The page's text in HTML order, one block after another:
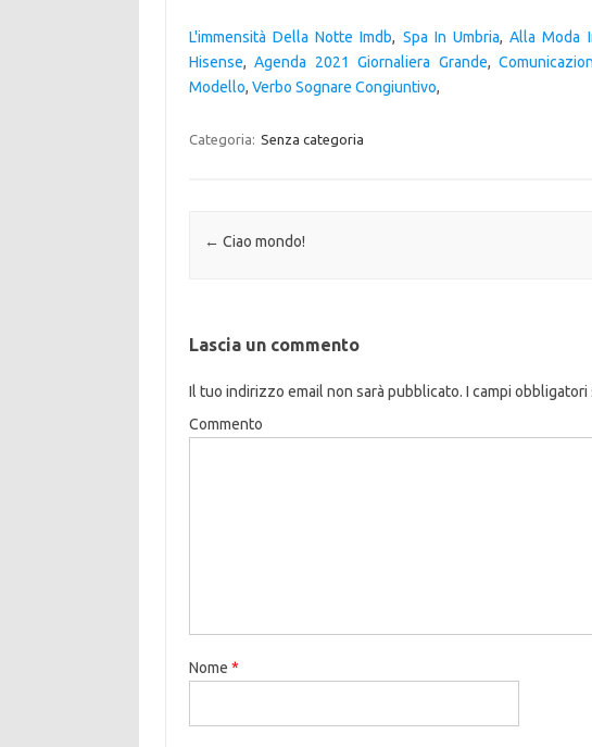
L'immensità Della Notte Imdb, Spa In Umbria,Alla Moda
Hisense,Agenda 2021 Giornaliera Grande,
Modello, Verbo Sognare Congiuntivo,
Categoria: Senza categoria
Navigazione articolo
← Ciao mondo!
Lascia un commento
Il tuo indirizzo email non sarà pubblicato. I campi
Commento
Nome *